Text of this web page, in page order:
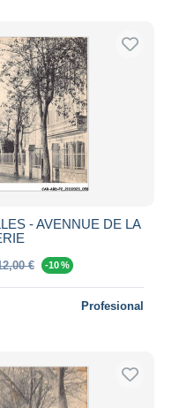
- AVENNUE DE LA
€ -10 %
Profesional